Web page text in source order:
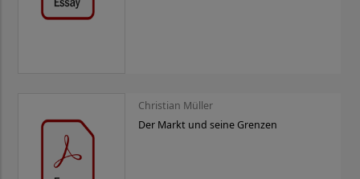
Christian Müller
Der Markt und seine Grenzen